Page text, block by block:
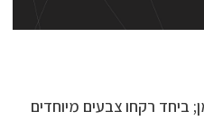
ביחד רקחו צבעים מיוחדים